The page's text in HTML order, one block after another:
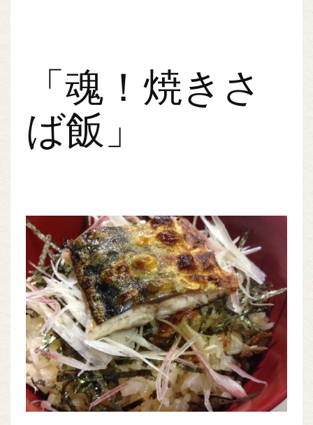
「魂！焼きさ
ば飯」